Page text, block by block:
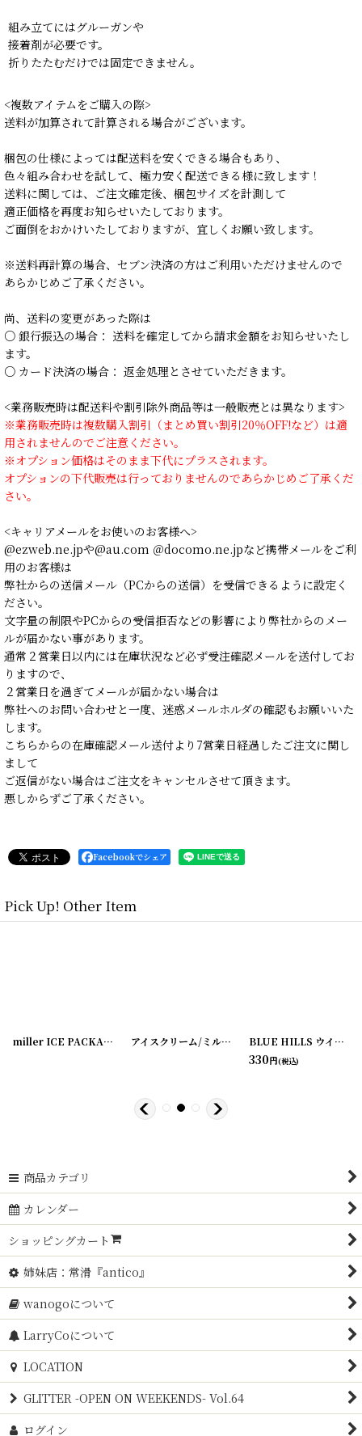
組み立てにはグルーガンや
接着剤が必要です。
折りたたむだけでは固定できません。
<複数アイテムをご購入の際>
送料が加算されて計算される場合がございます。
梱包の仕様によっては配送料を安くできる場合もあり、
色々組み合わせを試して、極力安く配送できる様に致します！
送料に関しては、ご注文確定後、梱包サイズを計測して
適正価格を再度お知らせいたしております。
ご面倒をおかけいたしておりますが、宜しくお願い致します。
※送料再計算の場合、セブン決済の方はご利用いただけませんので
あらかじめご了承ください。
尚、送料の変更があった際は
○ 銀行振込の場合： 送料を確定してから請求金額をお知らせいたし
ます。
○ カード決済の場合： 返金処理とさせていただきます。
<業務販売時は配送料や割引除外商品等は一般販売とは異なります>
※業務販売時は複数購入割引（まとめ買い割引20％OFF!など）は適
用されませんのでご注意ください。
※オプション価格はそのまま下代にプラスされます。
オプションの下代販売は行っておりませんのであらかじめご了承くだ
さい。
<キャリアメールをお使いのお客様へ>
@ezweb.ne.jpや@au.com ＠docomo.ne.jpなど携帯メールをご利
用のお客様は
弊社からの送信メール（PCからの送信）を受信できるように設定く
ださい。
文字量の制限やPCからの受信拒否などの影響により弊社からのメー
ルが届かない事があります。
通常２営業日以内には在庫状況など必ず受注確認メールを送付してお
りますので、
２営業日を過ぎてメールが届かない場合は
弊社へのお問い合わせと一度、迷惑メールホルダの確認もお願いいた
します。
こちらからの在庫確認メール送付より7営業日経過したご注文に関し
まして
ご返信がない場合はご注文をキャンセルさせて頂きます。
悪しからずご了承ください。
Facebookでシェア
Pick Up! Other Item
[180214-20] [180214-18]
miller ICE PACKAGE 5枚セット [180214-19]アイスクリーム/ミルク タグ3枚セット [ BLUE HILLS ウイスキーラベル （2枚セット）
330円(税込)
商品カテゴリ
カレンダー
ショッピングカート
姉妹店：常滑『antico』
wanogoについて
LarryCoについて
LOCATION
GLITTER -OPEN ON WEEKENDS- Vol.64
ログイン